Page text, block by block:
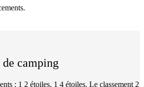
camping
: 1 2 étoiles, 1 4 étoiles. Le classement 2